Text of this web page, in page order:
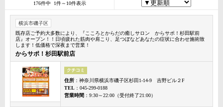
176件中 1件～10件表示
横浜市磯子区
既存店ご予約大多数により、『こころとからだの癒しサロン からサポ！杉田駅前
店』オープン！！日頃疲れた筋肉や肩こり、足つぼなどあなたの症状に合わせ施術致
します！低価格で深夜まで営業！
からサポ！杉田駅前店
クチコミ
住所 ：神奈川県横浜市磯子区杉田1-14-9 吉野ビル２F
TEL ：045-299-0188
営業時間 ：9:30～22:00（受付終了21:00）